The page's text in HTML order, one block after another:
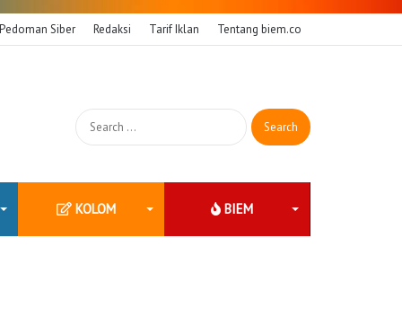
Pedoman Siber Redaksi Tarif Iklan Tentang biem.co
Search
for:
KOLOM BIEM